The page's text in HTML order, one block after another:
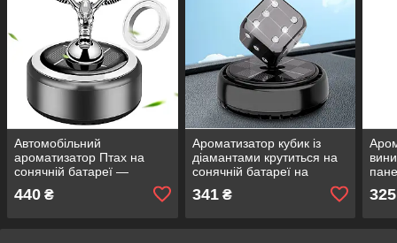
Автомобільний
ароматизатор Птах на
сонячній батареї —
панель у машину, Срібний
440 ₴
Ароматизатор кубик із
діамантами крутиться на
сонячній батареї на
панель у машину, Чорний
341₴ 325